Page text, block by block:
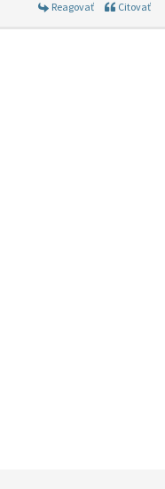
Reagovať Citovať